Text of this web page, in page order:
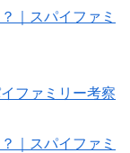
｜スパイファミ
ファミリー考察
｜スパイファミ